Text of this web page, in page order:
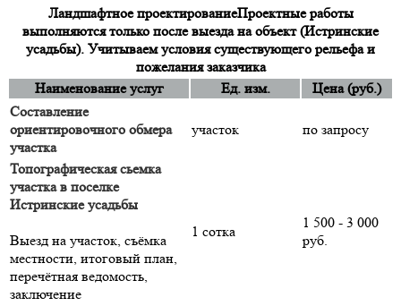
Ландшафтное проектированиеПроектные работы
выполняются только после выезда на объект (Истринские
усадьбы). Учитываем условия существующего рельефа и
пожелания заказчика
Наименование услуг
Ед. изм.
Цена (руб.)
Составление
ориентировочного обмера
участка
участок по запросу
Топографическая сьемка
участка в поселке
Истринские усадьбы
Выезд на участок, съёмка
местности, итоговый план,
перечётная ведомость,
заключение
1 сотка
1 500 - 3 000
руб.